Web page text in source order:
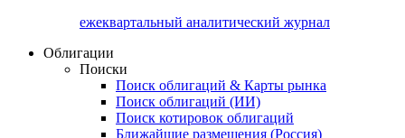
ежеквартальный аналитический журнал
Облигации
Поиски
Поиск облигаций & Карты рынка
Поиск облигаций (ИИ)
Поиск котировок облигаций
Ближайшие размещения (Россия)